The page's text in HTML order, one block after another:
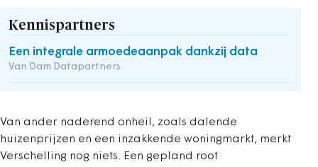
Kennispartners
Een integrale armoedeaanpak dankzij data
Van Dam Datapartners
Van ander naderend onheil, zoals dalende
huizenprijzen en een inzakkende woningmarkt, merkt
Verschelling nog niets. Een gepland root